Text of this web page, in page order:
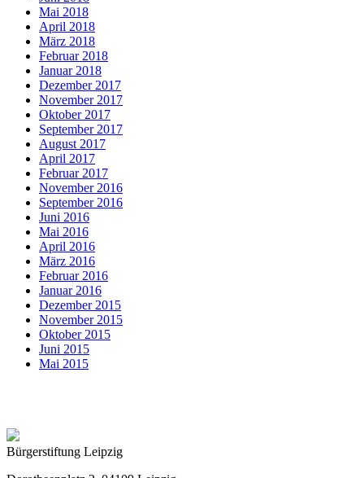
Mai 2018
April 2018
März 2018
Februar 2018
Januar 2018
Dezember 2017
November 2017
Oktober 2017
September 2017
August 2017
April 2017
Februar 2017
November 2016
September 2016
Juni 2016
Mai 2016
April 2016
März 2016
Februar 2016
Januar 2016
Dezember 2015
November 2015
Oktober 2015
Juni 2015
Mai 2015
Bürgerstiftung Leipzig